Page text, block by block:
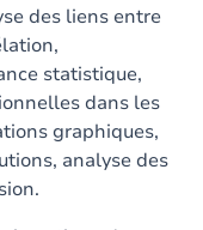
des liens entre
statistique,
dans les
graphiques,
analyse des